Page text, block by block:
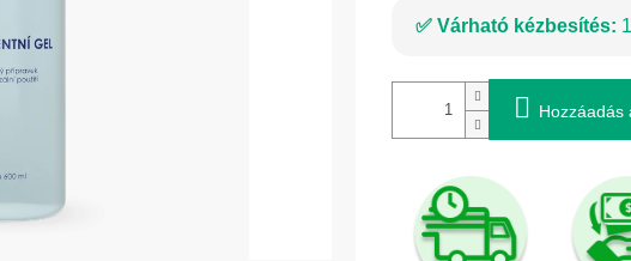
Várható kézbesítés:
Hozzáadás